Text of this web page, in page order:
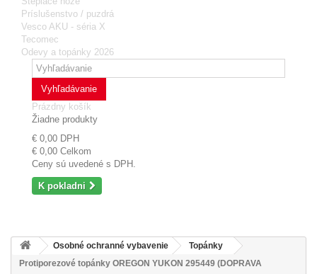
Príslušenstvo / puzdrá
Vesco AKU - séria X
Tecomec
Odevy a topánky 2026
Vyhľadávanie
Prázdny košík
Žiadne produkty
€ 0,00 DPH
€ 0,00 Celkom
Ceny sú uvedené s DPH.
K pokladni
Osobné ochranné vybavenie
Topánky
Protiporezové topánky OREGON YUKON 295449 (DOPRAVA